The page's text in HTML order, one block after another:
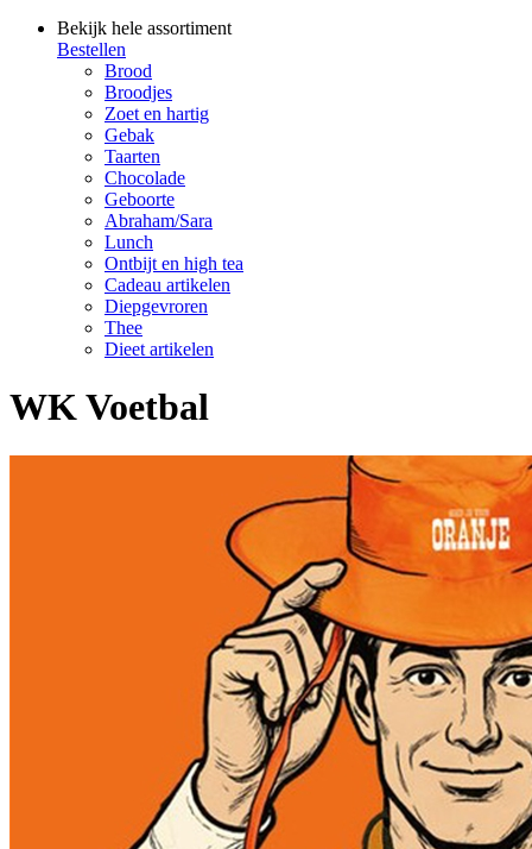
Bekijk hele assortiment
Bestellen
Brood
Broodjes
Zoet en hartig
Gebak
Taarten
Chocolade
Geboorte
Abraham/Sara
Lunch
Ontbijt en high tea
Cadeau artikelen
Diepgevroren
Thee
Dieet artikelen
WK Voetbal